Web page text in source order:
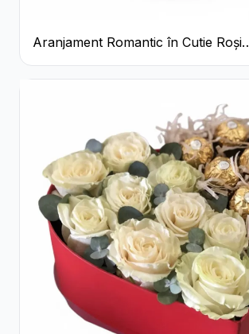
Aranjament Romantic în Cutie Roșie
cu Trandafiri și Crizanteme